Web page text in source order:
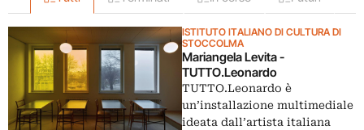
ISTITUTO ITALIANO DI CULTURA DI
STOCCOLMA
Mariangela Levita -
TUTTO.Leonardo
TUTTO.Leonardo è
un’installazione multimediale
ideata dall’artista italiana